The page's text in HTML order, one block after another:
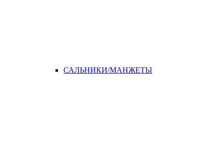
САЛЬНИКИ/МАНЖЕТЫ